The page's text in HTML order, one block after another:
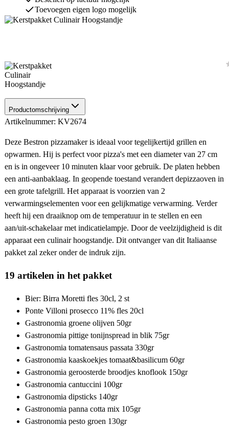
Toevoegen eigen logo mogelijk
Productomschrijving
Artikelnummer: KV2674
Deze Bestron pizzamaker is ideaal voor tegelijkertijd grillen en
opwarmen. Hij is perfect voor pizza's met een diameter van 27 cm
en is in ongeveer 10 minuten klaar voor gebruik. De platen hebben
een anti-aanbaklaag. In geopende toestand verandert depizzaoven in
een grote tafelgrill. Het apparaat is voorzien van 2
verwarmingselementen voor een gelijkmatige verwarming. Verder
heeft hij een draaiknop om de temperatuur in te stellen en een
aan/uit-schakelaar met indicatielampje. Door de veelzijdigheid is dit
apparaat een culinair hoogstandje. Dit ontvanger van dit Italiaanse
pakket zal zeker onder de indruk zijn.
19 artikelen in het pakket
Bier: Birra Moretti fles 30cl, 2 st
Ponte Villoni prosecco 11% fles 20cl
Gastronomia groene olijven 50gr
Gastronomia pittige tonijnspread in blik 75gr
Gastronomia tomatensaus passata 330gr
Gastronomia kaaskoekjes tomaat&basilicum 60gr
Gastronomia geroosterde broodjes knoflook 150gr
Gastronomia cantuccini 100gr
Gastronomia dipsticks 140gr
Gastronomia panna cotta mix 105gr
Gastronomia pesto groen 130gr